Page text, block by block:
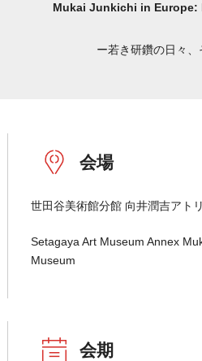
Mukai Junkichi in Europe:
ー若き研鑽の日々
会場
世田谷美術館分館 向井潤吉アト
Setagaya Art Museum Annex
Museum
会期